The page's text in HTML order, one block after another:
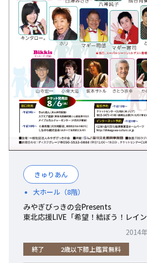
きゅりあん
大ホール（8階）
みやぎびっきの会Presents
東北応援LIVE「希望！結ぼう！レイン
2014
終了 2歳以下膝上鑑賞無料